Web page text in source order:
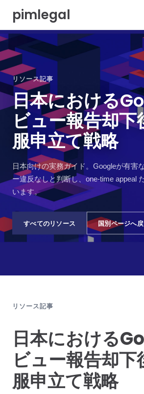
移
pimlegal
リソース記事
日本における
ビュー報告却下
服申立て戦略
日本向けの実務ガイド。Googleが有害
ー違反なしと判断し、one-time appeal
います。
すべてのリソース 国別ページへ
リソース記事
日本における
ビュー報告却下
服申立て戦略